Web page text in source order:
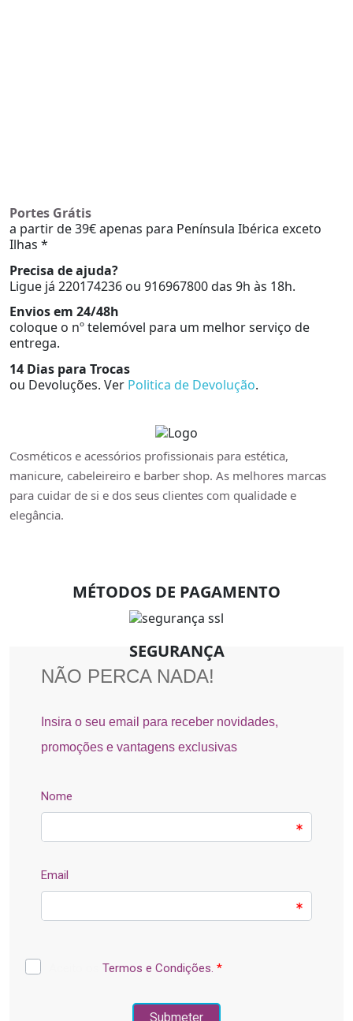
Portes Grátis
a partir de 39€ apenas para Península Ibérica exceto
Ilhas *
Precisa de ajuda?
Ligue já 220174236 ou 916967800 das 9h às 18h.
Envios em 24/48h
coloque o nº telemóvel para um melhor serviço de
entrega.
14 Dias para Trocas
ou Devoluções. Ver Politica de Devolução.
Cosméticos e acessórios profissionais para estética,
manicure, cabeleireiro e barber shop. As melhores marcas
para cuidar de si e dos seus clientes com qualidade e
elegância.
MÉTODOS DE PAGAMENTO
SEGURANÇA